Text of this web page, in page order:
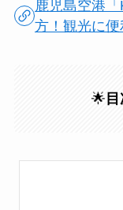
鹿児島空港
方！観光に便
🌟